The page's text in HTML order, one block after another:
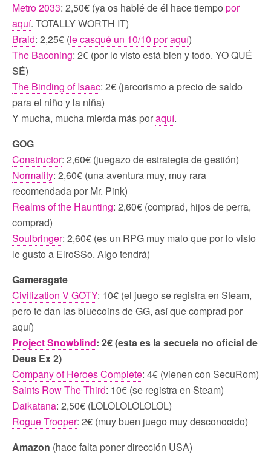
Metro 2033: 2,50€ (ya os hablé de él hace tiempo por
aquí. TOTALLY WORTH IT)
Braid: 2,25€ (le casqué un 10/10 por aquí)
The Baconing: 2€ (por lo visto está bien y todo. YO QUÉ
SÉ)
The Binding of Isaac: 2€ (jarcorismo a precio de saldo
para el niño y la niña)
Y mucha, mucha mierda más poraquí.
GOG
Constructor: 2,60€ (juegazo de estrategia de gestión)
Normality: 2,60€ (una aventura muy, muy rara
recomendada por Mr. Pink)
Realms of the Haunting: 2,60€ (comprad, hijos de perra,
comprad)
Soulbringer: 2,60€ (es un RPG muy malo que por lo visto
le gusto a ElroSSo. Algo tendrá)
Gamersgate
Civilization V GOTY: 10€ (el juego se registra en Steam,
pero te dan las bluecoins de GG, así que comprad por
aquí)
Project Snowblind: 2€ (esta es la secuela no oficial de
Deus Ex 2)
Company of Heroes Complete: 4€ (vienen con SecuRom)
Saints Row The Third: 10€ (se registra en Steam)
Daikatana: 2,50€ (LOLOLOLOLOLOL)
Rogue Trooper: 2€ (muy buen juego muy desconocido)
Amazon (hace falta poner dirección USA)